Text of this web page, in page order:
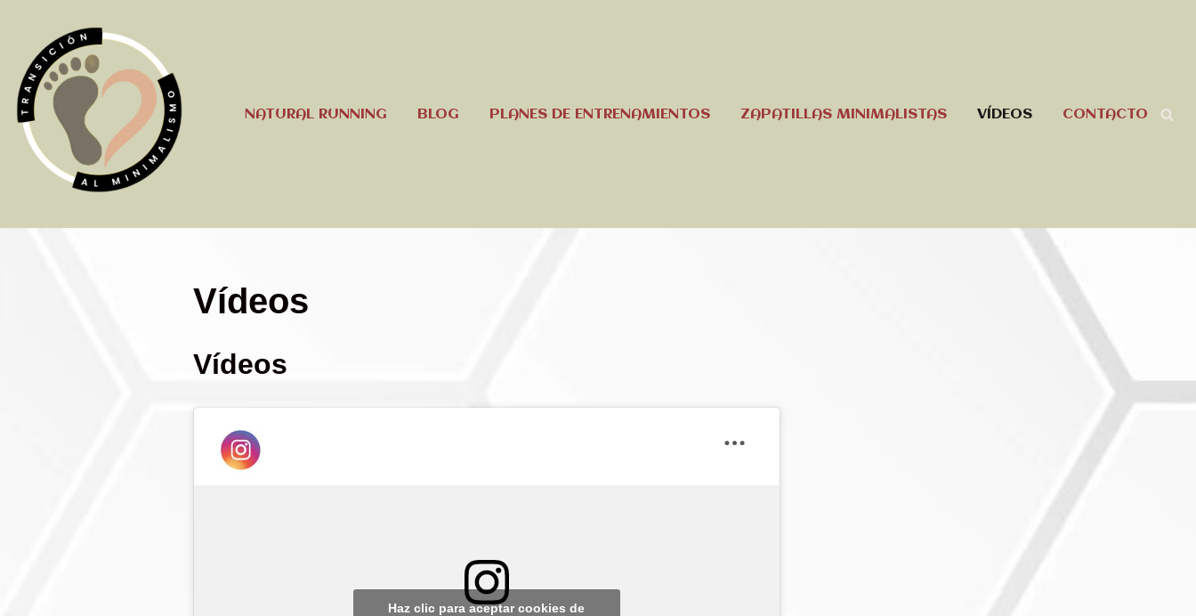
Saltar
al
contenido
NATURAL RUNNING
BLOG PLANES DE ENTRENAMIENTOS ZAPATILLAS MINIMALISTAS VÍDEOS CONTACTO
Vídeos
Vídeos
Haz clic para aceptar cookies de